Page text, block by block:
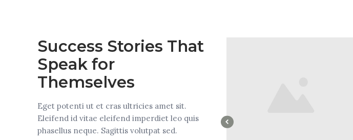
Success Stories That
Speak for
Themselves
Eget potenti ut et cras ultricies amet sit.
Eleifend id vitae eleifend imperdiet leo quis
phasellus neque. Sagittis volutpat sed.